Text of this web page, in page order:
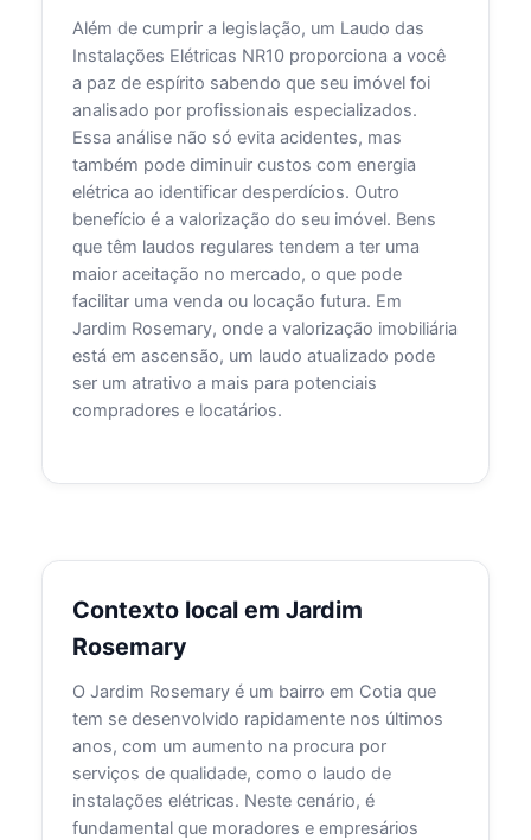
Além de cumprir a legislação, um Laudo das
Instalações Elétricas NR10 proporciona a você
a paz de espírito sabendo que seu imóvel foi
analisado por profissionais especializados.
Essa análise não só evita acidentes, mas
também pode diminuir custos com energia
elétrica ao identificar desperdícios. Outro
benefício é a valorização do seu imóvel. Bens
que têm laudos regulares tendem a ter uma
maior aceitação no mercado, o que pode
facilitar uma venda ou locação futura. Em
Jardim Rosemary, onde a valorização imobiliária
está em ascensão, um laudo atualizado pode
ser um atrativo a mais para potenciais
compradores e locatários.
Contexto local em Jardim
Rosemary
O Jardim Rosemary é um bairro em Cotia que
tem se desenvolvido rapidamente nos últimos
anos, com um aumento na procura por
serviços de qualidade, como o laudo de
instalações elétricas. Neste cenário, é
fundamental que moradores e empresários